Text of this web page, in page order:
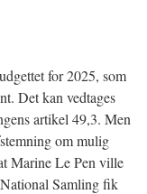
for 2025, som
Det kan vedtages
artikel 49,3. Men
om mulig
Marine Le Pen ville
Samling fik